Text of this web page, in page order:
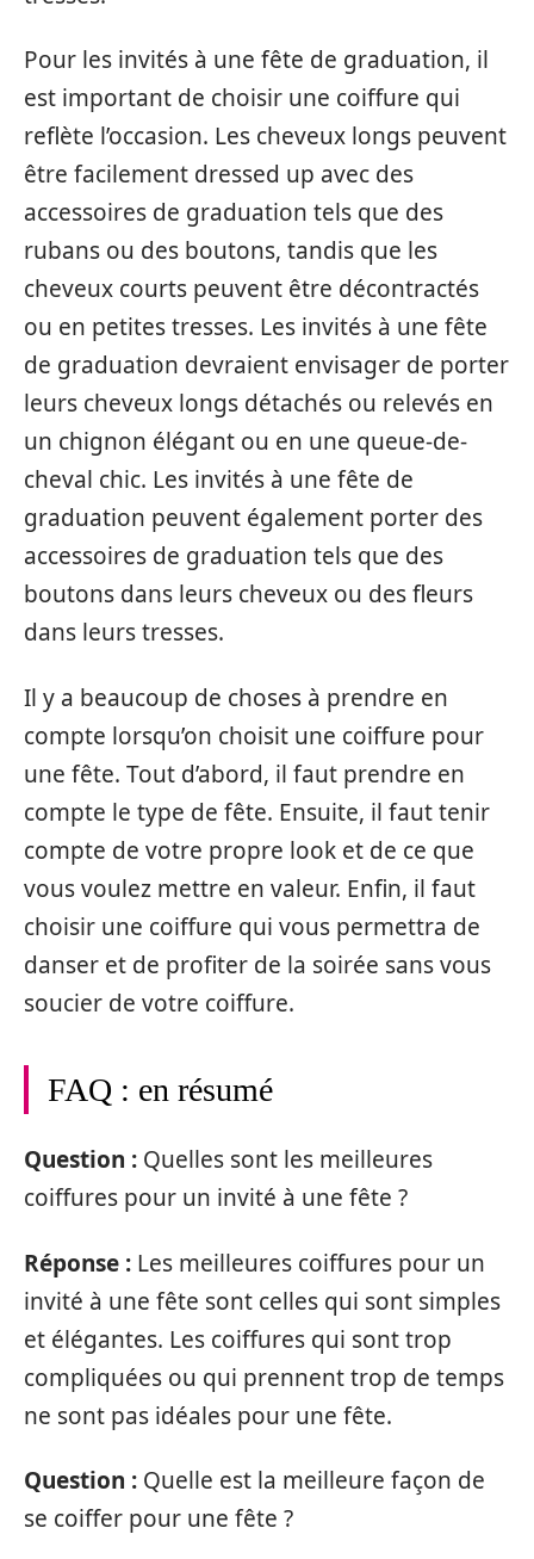
Pour les invités à une fête de graduation, il
est important de choisir une coiffure qui
reflète l’occasion. Les cheveux longs peuvent
être facilement dressed up avec des
accessoires de graduation tels que des
rubans ou des boutons, tandis que les
cheveux courts peuvent être décontractés
ou en petites tresses. Les invités à une fête
de graduation devraient envisager de porter
leurs cheveux longs détachés ou relevés en
un chignon élégant ou en une queue-de-
cheval chic. Les invités à une fête de
graduation peuvent également porter des
accessoires de graduation tels que des
boutons dans leurs cheveux ou des fleurs
dans leurs tresses.
Il y a beaucoup de choses à prendre en
compte lorsqu’on choisit une coiffure pour
une fête. Tout d’abord, il faut prendre en
compte le type de fête. Ensuite, il faut tenir
compte de votre propre look et de ce que
vous voulez mettre en valeur. Enfin, il faut
choisir une coiffure qui vous permettra de
danser et de profiter de la soirée sans vous
soucier de votre coiffure.
FAQ : en résumé
Question : Quelles sont les meilleures
coiffures pour un invité à une fête ?
Réponse : Les meilleures coiffures pour un
invité à une fête sont celles qui sont simples
et élégantes. Les coiffures qui sont trop
compliquées ou qui prennent trop de temps
ne sont pas idéales pour une fête.
Question : Quelle est la meilleure façon de
se coiffer pour une fête ?